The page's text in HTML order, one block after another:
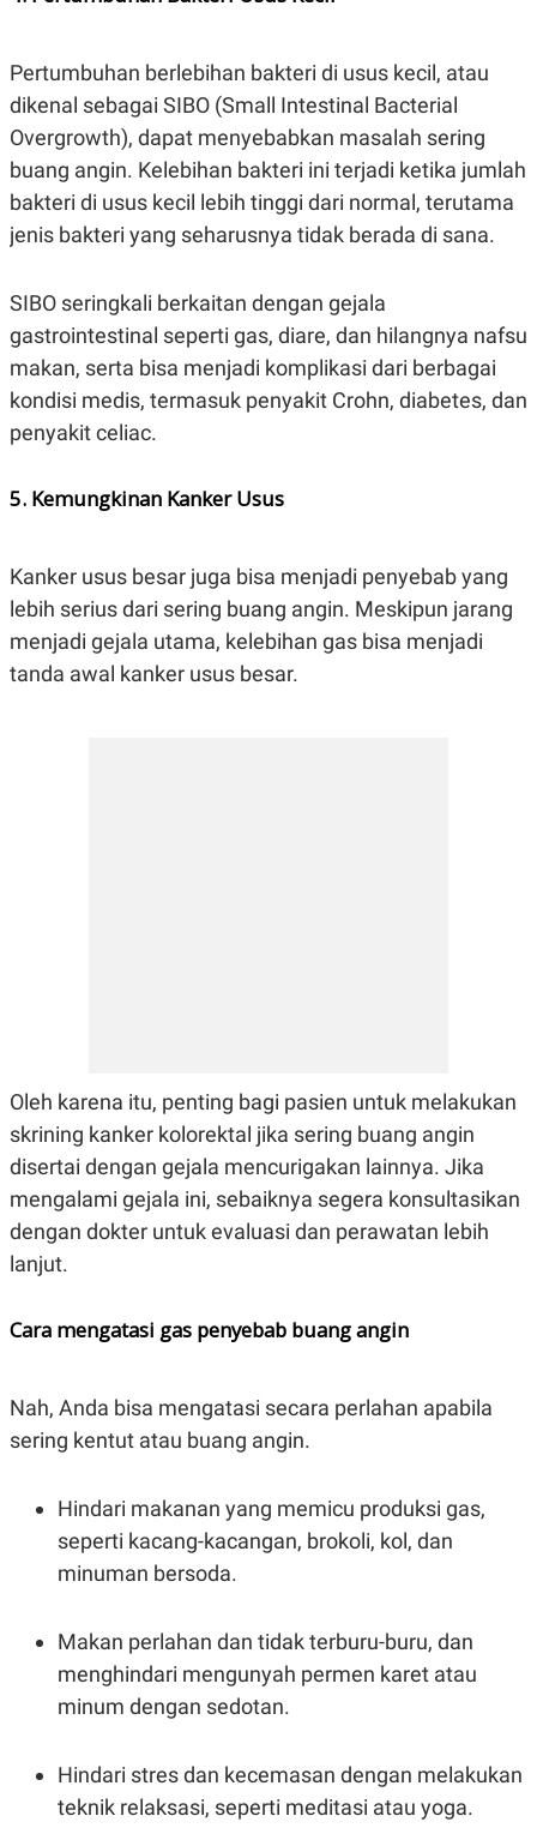
Pertumbuhan berlebihan bakteri di usus kecil, atau
dikenal sebagai SIBO (Small Intestinal Bacterial
Overgrowth), dapat menyebabkan masalah sering
buang angin. Kelebihan bakteri ini terjadi ketika jumlah
bakteri di usus kecil lebih tinggi dari normal, terutama
jenis bakteri yang seharusnya tidak berada di sana.
SIBO seringkali berkaitan dengan gejala
gastrointestinal seperti gas, diare, dan hilangnya nafsu
makan, serta bisa menjadi komplikasi dari berbagai
kondisi medis, termasuk penyakit Crohn, diabetes, dan
penyakit celiac.
5. Kemungkinan Kanker Usus
Kanker usus besar juga bisa menjadi penyebab yang
lebih serius dari sering buang angin. Meskipun jarang
menjadi gejala utama, kelebihan gas bisa menjadi
tanda awal kanker usus besar.
Oleh karena itu, penting bagi pasien untuk melakukan
skrining kanker kolorektal jika sering buang angin
disertai dengan gejala mencurigakan lainnya. Jika
mengalami gejala ini, sebaiknya segera konsultasikan
dengan dokter untuk evaluasi dan perawatan lebih
lanjut.
Cara mengatasi gas penyebab buang angin
Nah, Anda bisa mengatasi secara perlahan apabila
sering kentut atau buang angin.
Hindari makanan yang memicu produksi gas,
seperti kacang-kacangan, brokoli, kol, dan
minuman bersoda.
Makan perlahan dan tidak terburu-buru, dan
menghindari mengunyah permen karet atau
minum dengan sedotan.
Hindari stres dan kecemasan dengan melakukan
teknik relaksasi, seperti meditasi atau yoga.